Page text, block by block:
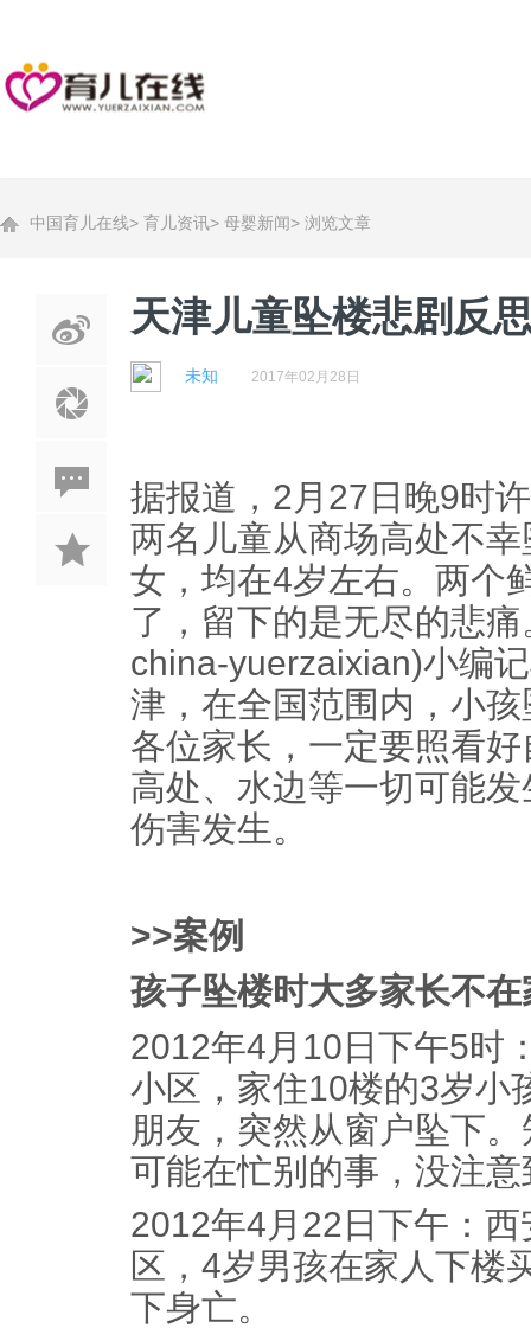
中国育儿在线> 育儿资讯> 母婴新闻> 浏览文章
天津儿童坠楼悲剧反
未知 2017年02月28日
据报道，2月27日晚9时
两名儿童从商场高处不
女，均在4岁左右。两个
了，留下的是无尽的悲
china-yuerzaixian)小编
津，在全国范围内，小
各位家长，一定要照看
高处、水边等一切可能
伤害发生。
>>案例
孩子坠楼时大多家长不在
2012年4月10日下午5时
小区，家住10楼的3岁小
朋友，突然从窗户坠下
可能在忙别的事，没注
2012年4月22日下午：
区，4岁男孩在家人下楼
下身亡。